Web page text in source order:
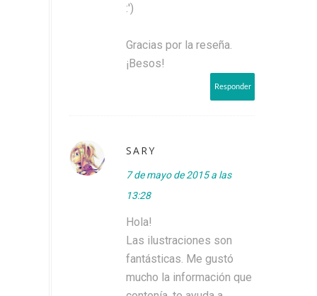
:')
Gracias por la reseña.
¡Besos!
Responder
SARY
7 de mayo de 2015 a las
13:28
Hola!
Las ilustraciones son
fantásticas. Me gustó
mucho la información que